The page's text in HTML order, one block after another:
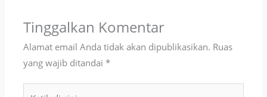
Tinggalkan Komentar
Alamat email Anda tidak akan dipublikasikan. Ruas
yang wajib ditandai*